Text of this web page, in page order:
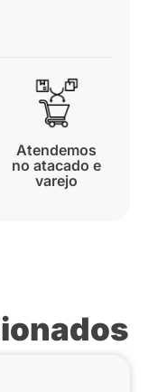
Atendemos
no atacado e
varejo